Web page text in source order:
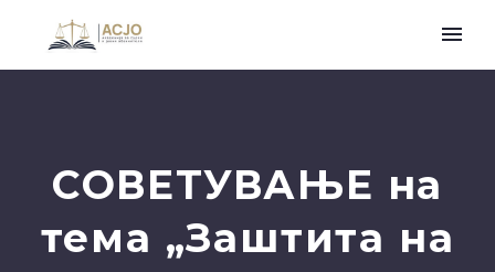
СОВЕТУВАЊЕ на
тема „Заштита на